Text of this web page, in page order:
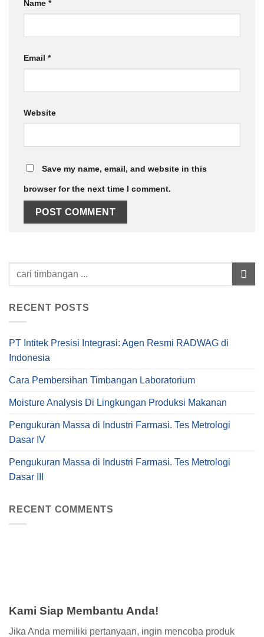
Name *
Email *
Website
Save my name, email, and website in this
browser for the next time I comment.
RECENT POSTS
PT Intitek Presisi Integrasi: Agen Resmi RADWAG di
Indonesia
Cara Pembersihan Timbangan Laboratorium
Moisture Analysis Di Lingkungan Produksi Makanan
Pengukuran Massa di Industri Farmasi. Tes Metrologi
Dasar IV
Pengukuran Massa di Industri Farmasi. Tes Metrologi
Dasar III
RECENT COMMENTS
Kami Siap Membantu Anda!
Jika Anda memiliki pertanyaan, ingin mencoba produk